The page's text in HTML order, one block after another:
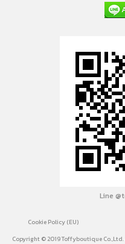
Line
Cookie Policy (EU)
Copyright © 2019 Toffyboutique